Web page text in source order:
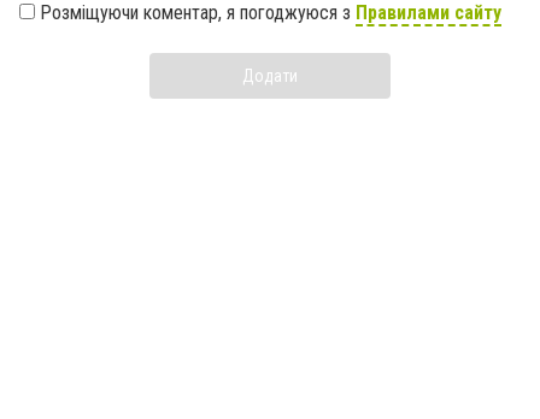
Розміщуючи коментар, я погоджуюся з Правилами сайту
Додати